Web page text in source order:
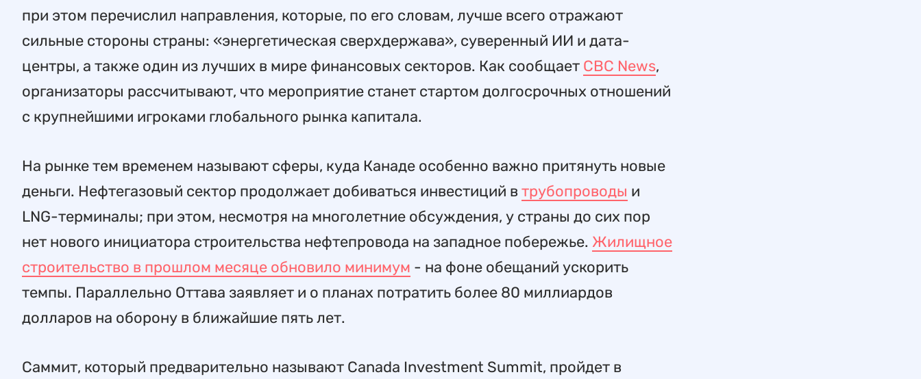
при этом перечислил направления, которые, по его словам, лучше всего отражают
сильные стороны страны: «энергетическая сверхдержава», суверенный ИИ и дата-
центры, а также один из лучших в мире финансовых секторов. Как сообщает CBC News,
организаторы рассчитывают, что мероприятие станет стартом долгосрочных отношений
с крупнейшими игроками глобального рынка капитала.
На рынке тем временем называют сферы, куда Канаде особенно важно притянуть новые
деньги. Нефтегазовый сектор продолжает добиваться инвестиций в трубопроводы и
LNG-терминалы; при этом, несмотря на многолетние обсуждения, у страны до сих пор
нет нового инициатора строительства нефтепровода на западное побережье. Жилищное
строительство в прошлом месяце обновило минимум - на фоне обещаний ускорить
темпы. Параллельно Оттава заявляет и о планах потратить более 80 миллиардов
долларов на оборону в ближайшие пять лет.
Саммит, который предварительно называют Canada Investment Summit, пройдет в